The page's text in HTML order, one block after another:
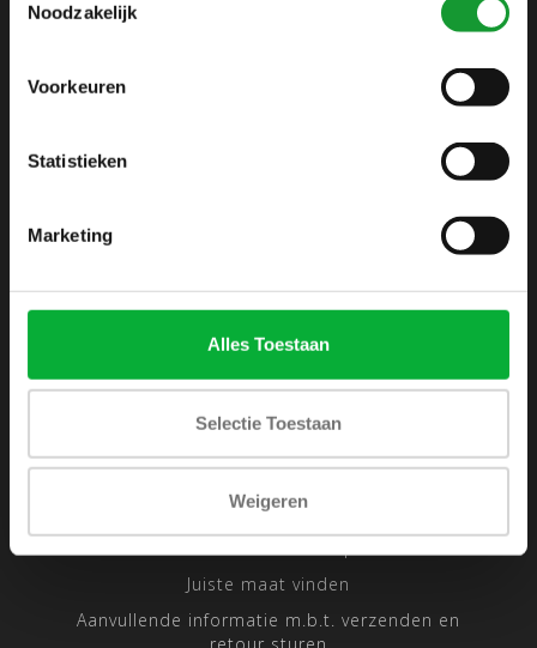
Noodzakelijk
Voorkeuren
Statistieken
Marketing
Alles Toestaan
Selectie Toestaan
Weigeren
Disclaimer
Privacy Policy
Sitemap
Traveling Tailor
Juiste maat vinden
Aanvullende informatie m.b.t. verzenden en